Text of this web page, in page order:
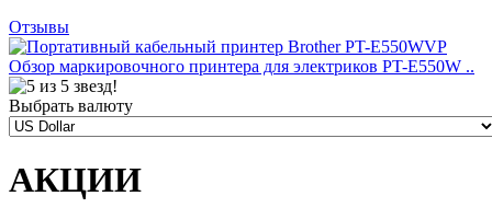
Отзывы
Обзор маркировочного принтера для электриков PT-E550W ..
Выбрать валюту
АКЦИИ